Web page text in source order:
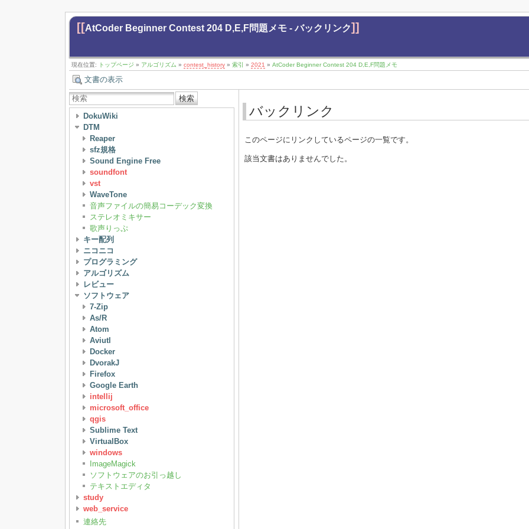
[[AtCoder Beginner Contest 204 D,E,F問題メモ - バックリンク]]
現在位置: トップページ » アルゴリズム » contest_history » 索引 » 2021 » AtCoder Beginner Contest 204 D,E,F問題メモ
文書の表示
検索
DokuWiki
DTM
Reaper
sfz規格
Sound Engine Free
soundfont
vst
WaveTone
音声ファイルの簡易コーデック変換
ステレオミキサー
歌声りっぷ
キー配列
ニコニコ
プログラミング
アルゴリズム
レビュー
ソフトウェア
7-Zip
As/R
Atom
Aviutl
Docker
DvorakJ
Firefox
Google Earth
intellij
microsoft_office
qgis
Sublime Text
VirtualBox
windows
ImageMagick
ソフトウェアのお引っ越し
テキストエディタ
study
web_service
連絡先
バックリンク
このページにリンクしているページの一覧です。
該当文書はありませんでした。